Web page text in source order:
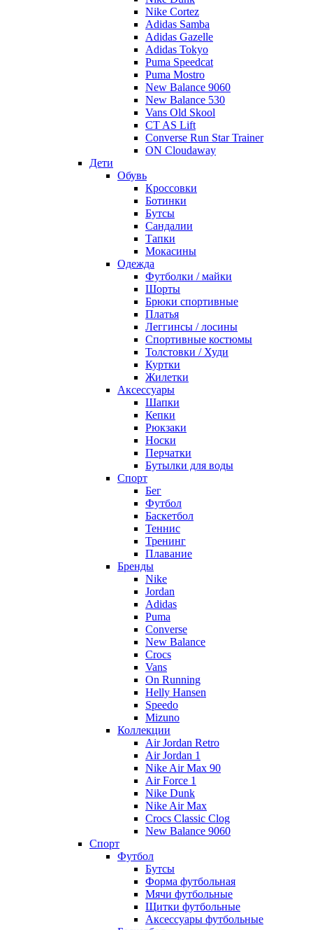
Nike Cortez
Adidas Samba
Adidas Gazelle
Adidas Tokyo
Puma Speedcat
Puma Mostro
New Balance 9060
New Balance 530
Vans Old Skool
CT AS Lift
Converse Run Star Trainer
ON Cloudaway
Дети
Обувь
Кроссовки
Ботинки
Бутсы
Сандалии
Тапки
Мокасины
Одежда
Футболки / майки
Шорты
Брюки спортивные
Платья
Леггинсы / лосины
Спортивные костюмы
Толстовки / Худи
Куртки
Жилетки
Аксессуары
Шапки
Кепки
Рюкзаки
Носки
Перчатки
Бутылки для воды
Спорт
Бег
Футбол
Баскетбол
Теннис
Тренинг
Плавание
Бренды
Nike
Jordan
Adidas
Puma
Converse
New Balance
Crocs
Vans
On Running
Helly Hansen
Speedo
Mizuno
Коллекции
Air Jordan Retro
Air Jordan 1
Nike Air Max 90
Air Force 1
Nike Dunk
Nike Air Max
Crocs Classic Clog
New Balance 9060
Спорт
Футбол
Бутсы
Форма футбольная
Мячи футбольные
Щитки футбольные
Аксессуары футбольные